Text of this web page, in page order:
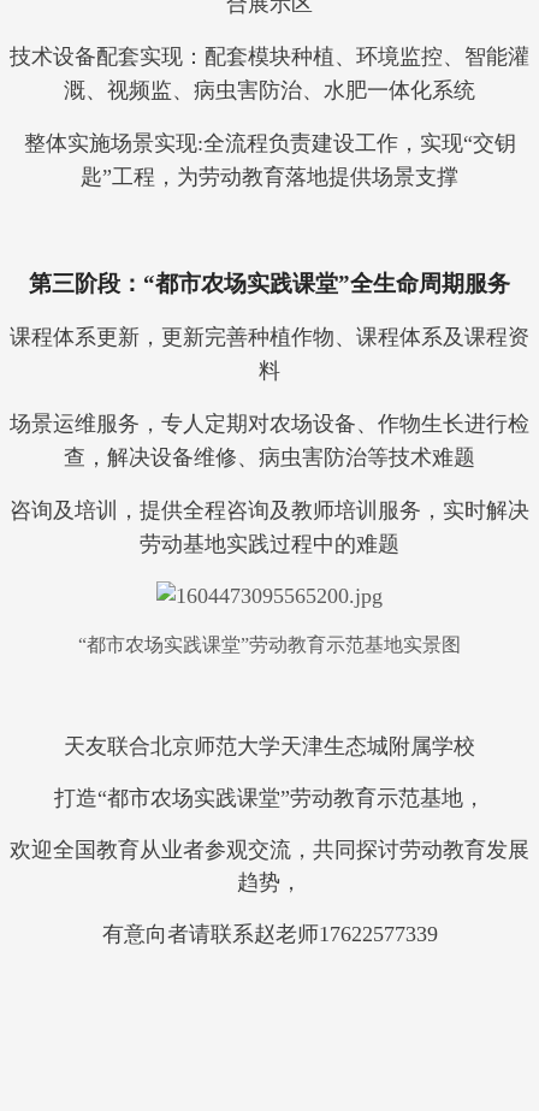
技术设备配套实现：配套模块种植、环境监控、智能灌
溉、视频监、病虫害防治、水肥一体化系统
整体实施场景实现:全流程负责建设工作，实现“交钥
匙”工程，为劳动教育落地提供场景支撑
第三阶段：“都市农场实践课堂”全生命周期服务
课程体系更新，更新完善种植作物、课程体系及课程资
料
场景运维服务，专人定期对农场设备、作物生长进行检
查，解决设备维修、病虫害防治等技术难题
咨询及培训，提供全程咨询及教师培训服务，实时解决
劳动基地实践过程中的难题
“都市农场实践课堂”劳动教育示范基地实景图
天友联合北京师范大学天津生态城附属学校
打造“都市农场实践课堂”劳动教育示范基地，
欢迎全国教育从业者参观交流，共同探讨劳动教育发展
趋势，
有意向者请联系赵老师17622577339